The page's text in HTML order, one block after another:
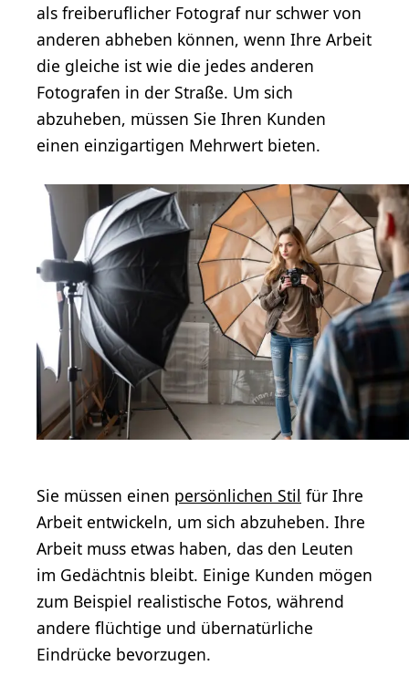
als freiberuflicher Fotograf nur schwer von
anderen abheben können, wenn Ihre Arbeit
die gleiche ist wie die jedes anderen
Fotografen in der Straße. Um sich
abzuheben, müssen Sie Ihren Kunden
einen einzigartigen Mehrwert bieten.
Sie müssen einen persönlichen Stil für Ihre
Arbeit entwickeln, um sich abzuheben. Ihre
Arbeit muss etwas haben, das den Leuten
im Gedächtnis bleibt. Einige Kunden mögen
zum Beispiel realistische Fotos, während
andere flüchtige und übernatürliche
Eindrücke bevorzugen.